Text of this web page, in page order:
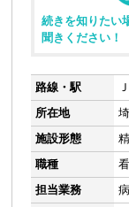
続きを知りたい
聞きください！
路線・駅
所在地
施設形態
職種
担当業務